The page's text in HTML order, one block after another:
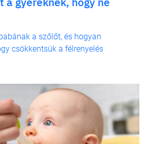
a szőlőt, és hogyan
csökkentsük a félrenyelés